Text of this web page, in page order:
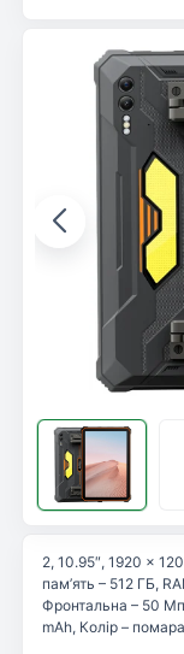
2, 10.95″, 1920 x
пам’ять – 512 ГБ,
Фронтальна – 50
mAh, Колір –